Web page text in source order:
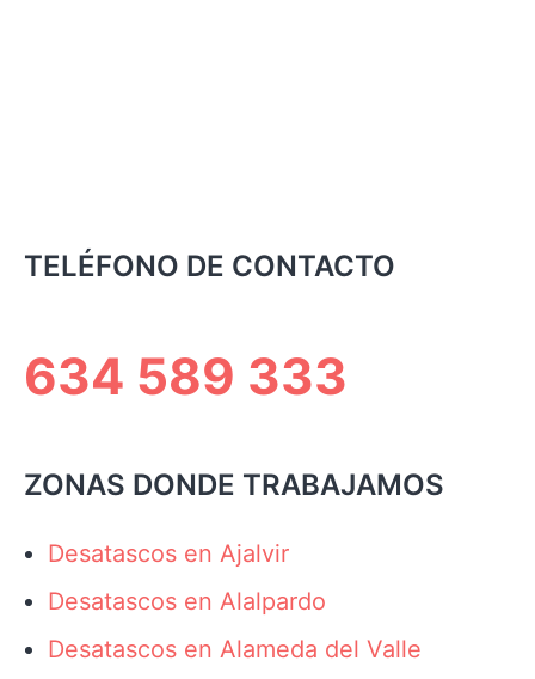
TELÉFONO DE CONTACTO
634 589 333
ZONAS DONDE TRABAJAMOS
Desatascos en Ajalvir
Desatascos en Alalpardo
Desatascos en Alameda del Valle